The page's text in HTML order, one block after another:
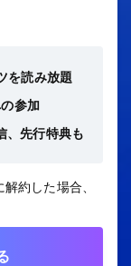
を読み放題
参加
、先行特典も
約した場合、